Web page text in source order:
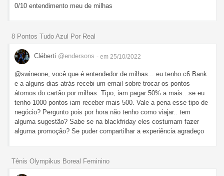
0/10 entendimento meu de milhas
8 Pontos Tudo Azul Por Real
Cléberti @endersons - em 25/10/2022
@swineone, você que é entendedor de milhas... eu tenho c6 Bank
e a alguns dias atrás recebi um email sobre trocar os pontos
átomos do cartão por milhas. Tipo, iam pagar 50% a mais...se eu
tenho 1000 pontos iam receber mais 500. Vale a pena esse tipo de
negócio? Pergunto pois por hora não tenho como viajar.. tem
alguma sugestão? Sabe se na blackfriday eles costumam fazer
alguma promoção? Se puder compartilhar a experiência agradeço
Tênis Olympikus Boreal Feminino